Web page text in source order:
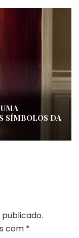
SÍMBOLOS DA
com *